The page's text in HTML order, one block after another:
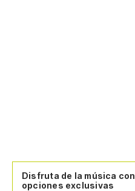
Disfruta de la música con
opciones exclusivas